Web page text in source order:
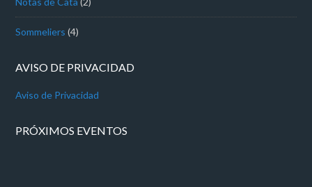
Sommeliers (4)
AVISO DE PRIVACIDAD
Aviso de Privacidad
PRÓXIMOS EVENTOS